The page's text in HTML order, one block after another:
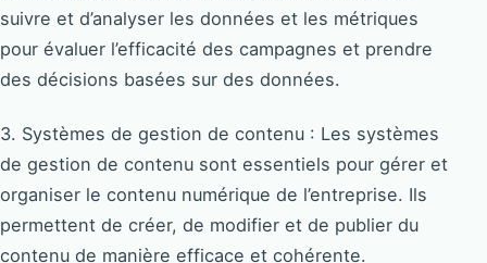
suivre et d’analyser les données et les métriques
pour évaluer l’efficacité des campagnes et prendre
des décisions basées sur des données.
3. Systèmes de gestion de contenu : Les systèmes
de gestion de contenu sont essentiels pour gérer et
organiser le contenu numérique de l’entreprise. Ils
permettent de créer, de modifier et de publier du
contenu de manière efficace et cohérente.